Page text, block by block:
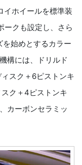
イホイールを標準装
ークも設定し、さら
始めとするカラー
構には、ドリルド
スク＋6ピストンキ
ク＋4ピストンキ
カーボンセラミッ